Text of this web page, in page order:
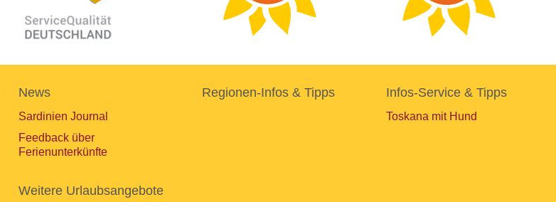
News
Sardinien Journal
Feedback über
Ferienunterkünfte
Weitere Urlaubsangebote
Regionen-Infos & Tipps Infos-Service & Tipps
Toskana mit Hund